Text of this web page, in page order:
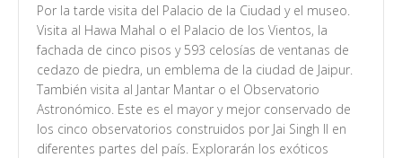
Por la tarde visita del Palacio de la Ciudad y el museo.
Visita al Hawa Mahal o el Palacio de los Vientos, la
fachada de cinco pisos y 593 celosías de ventanas de
cedazo de piedra, un emblema de la ciudad de Jaipur.
También visita al Jantar Mantar o el Observatorio
Astronómico. Este es el mayor y mejor conservado de
los cinco observatorios construidos por Jai Singh II en
diferentes partes del país. Explorarán los exóticos